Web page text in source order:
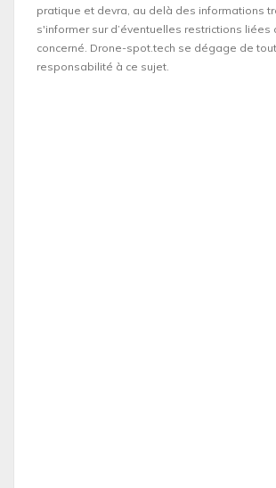
pratique et devra, au delà des informations
s'informer sur d’éventuelles restrictions liées
concerné. Drone-spot.tech se dégage de
responsabilité à ce sujet.